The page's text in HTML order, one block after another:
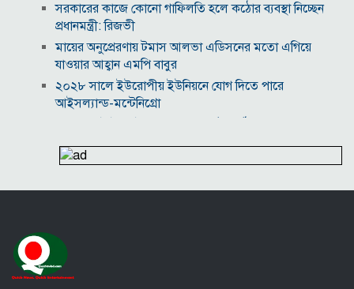
সরকারের কাজে কোনো গাফিলতি হলে কঠোর ব্যবস্থা নিচ্ছেন
প্রধানমন্ত্রী: রিজভী
মায়ের অনুপ্রেরণায় টমাস আলভা এডিসনের মতো এগিয়ে
যাওয়ার আহ্বান এমপি বাবুর
২০২৮ সালে ইউরোপীয় ইউনিয়নে যোগ দিতে পারে
আইসল্যান্ড-মন্টেনিগ্রো
কলম্বিয়া সরকারের
যুক্তরাষ্ট্র-ইসরাইলের আগ্রাসন মোকাবিলায় মুসলিম
প্রধানমন্ত্রী
২০৩০ বিশ্বকাপে ব্রাজিলের ভাগ্য বদলে দিতে পারেন এই ১০
তরুণ